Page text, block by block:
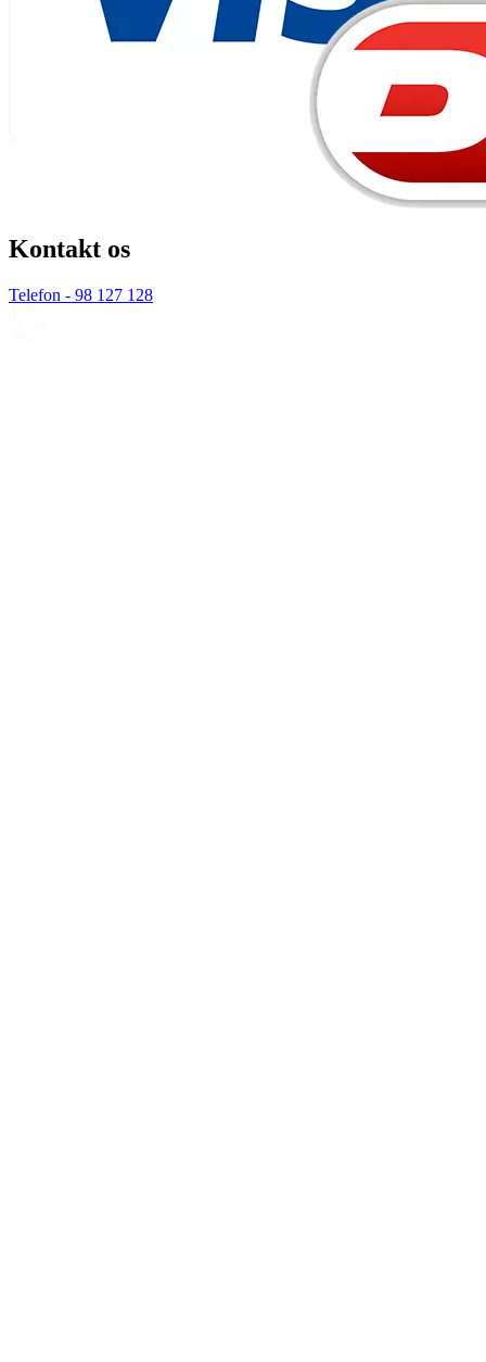
Kontakt os
Telefon - 98 127 128